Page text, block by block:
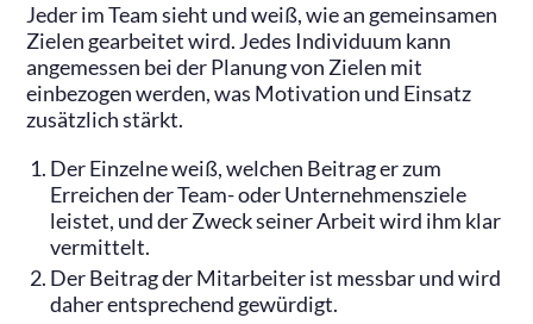
Jeder im Team sieht und weiß, wie an gemeinsamen
Zielen gearbeitet wird. Jedes Individuum kann
angemessen bei der Planung von Zielen mit
einbezogen werden, was Motivation und Einsatz
zusätzlich stärkt.
Der Einzelne weiß, welchen Beitrag er zum
Erreichen der Team- oder Unternehmensziele
leistet, und der Zweck seiner Arbeit wird ihm klar
vermittelt.
Der Beitrag der Mitarbeiter ist messbar und wird
daher entsprechend gewürdigt.